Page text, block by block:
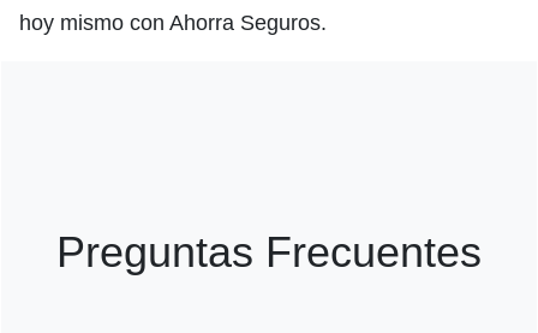
hoy mismo con Ahorra Seguros.
Preguntas Frecuentes